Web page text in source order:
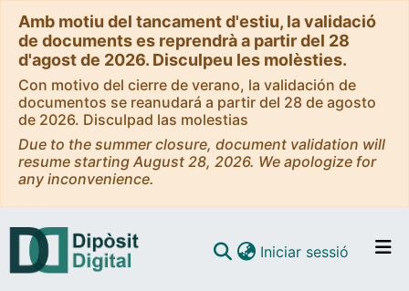
Amb motiu del tancament d'estiu, la validació
de documents es reprendrà a partir del 28
d'agost de 2026. Disculpeu les molèsties.
Con motivo del cierre de verano, la validación de
documentos se reanudará a partir del 28 de agosto
de 2026. Disculpad las molestias
Due to the summer closure, document validation will
resume starting August 28, 2026. We apologize for
any inconvenience.
Iniciar sessió (current)